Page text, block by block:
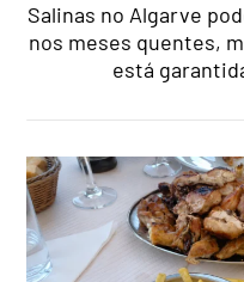
Salinas no Algarve
nos meses quentes,
está